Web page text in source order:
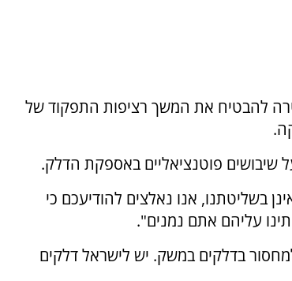
להבטיח את המשך רציפות התפקוד של
שיבושים פוטנציאליים באספקת הדלק.
בשליטתנו, אנו נאלצים להודיעכם כי
עליהם אתם נמנים".
בדלקים במשק. יש לישראל דלקים